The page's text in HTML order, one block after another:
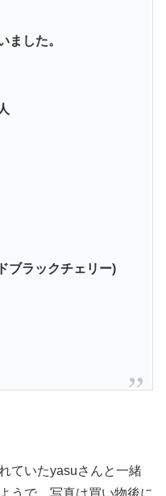
ました。
ブラックチェリー)
ていたyasuさんと一緒
うで、写真は買い物後に